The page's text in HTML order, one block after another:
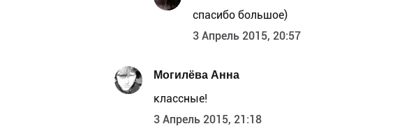
спасибо большое)
3 Апрель 2015, 20:57
Могилёва Анна
классные!
3 Апрель 2015, 21:18